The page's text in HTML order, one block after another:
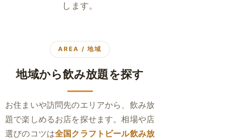
します。
AREA / 地域
地域から飲み放題を探す
お住まいや訪問先のエリアから、飲み放
題で楽しめるお店を探せます。相場や店
選びのコツは全国クラフトビール飲み放